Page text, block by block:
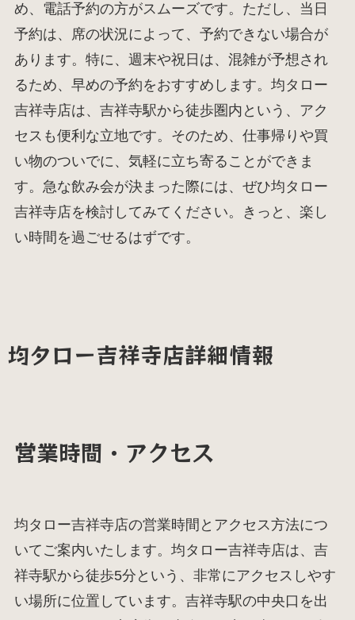
め、電話予約の方がスムーズです。ただし、当日
予約は、席の状況によって、予約できない場合が
あります。特に、週末や祝日は、混雑が予想され
るため、早めの予約をおすすめします。均タロー
吉祥寺店は、吉祥寺駅から徒歩圏内という、アク
セスも便利な立地です。そのため、仕事帰りや買
い物のついでに、気軽に立ち寄ることができま
す。急な飲み会が決まった際には、ぜひ均タロー
吉祥寺店を検討してみてください。きっと、楽し
い時間を過ごせるはずです。
均タロー吉祥寺店詳細情報
営業時間・アクセス
均タロー吉祥寺店の営業時間とアクセス方法につ
いてご案内いたします。均タロー吉祥寺店は、吉
祥寺駅から徒歩5分という、非常にアクセスしやす
い場所に位置しています。吉祥寺駅の中央口を出